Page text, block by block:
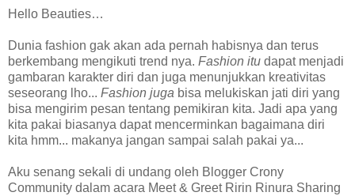
Hello Beauties…
Dunia fashion gak akan ada pernah habisnya dan terus
berkembang mengikuti trend nya. Fashion itu dapat menjadi
gambaran karakter diri dan juga menunjukkan kreativitas
seseorang lho... Fashion juga bisa melukiskan jati diri yang
bisa mengirim pesan tentang pemikiran kita. Jadi apa yang
kita pakai biasanya dapat mencerminkan bagaimana diri
kita hmm... makanya jangan sampai salah pakai ya...
Aku senang sekali di undang oleh Blogger Crony
Community dalam acara Meet & Greet Ririn Rinura Sharing